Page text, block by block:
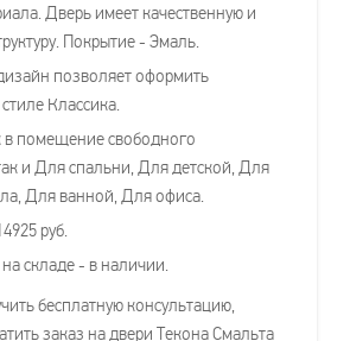
Дверь имеет качественную и
Покрытие - Эмаль.
позволяет оформить
Классика.
в помещение свободного
и Для спальни, Для детской, Для
Для ванной, Для офиса.
руб.
на складе - в наличии.
бесплатную консультацию,
заказ на двери Текона Смальта